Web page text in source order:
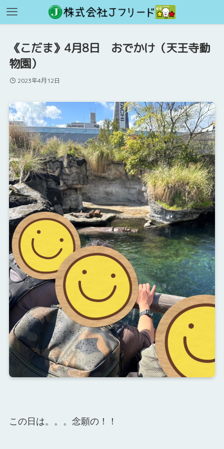
《こだま》4月8日 おでかけ（天王寺動
物園）
2023年4月12日
この日は。。。念願の！！